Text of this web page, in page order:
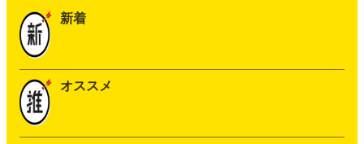
新着
オススメ